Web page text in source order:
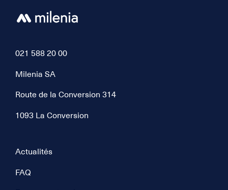
021 588 20 00
Milenia SA
Route de la Conversion 314
1093 La Conversion
Actualités
FAQ